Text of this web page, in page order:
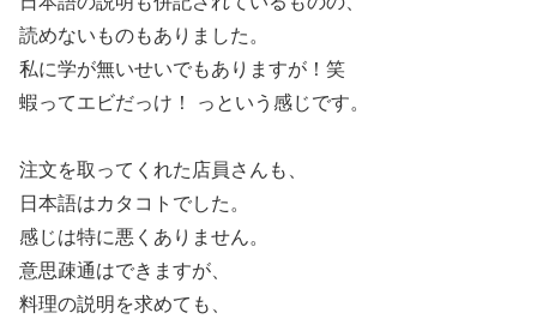
読めないものもありました。
私に学が無いせいでもありますが！笑
蝦ってエビだっけ！ っという感じです。
注文を取ってくれた店員さんも、
日本語はカタコトでした。
感じは特に悪くありません。
意思疎通はできますが、
料理の説明を求めても、